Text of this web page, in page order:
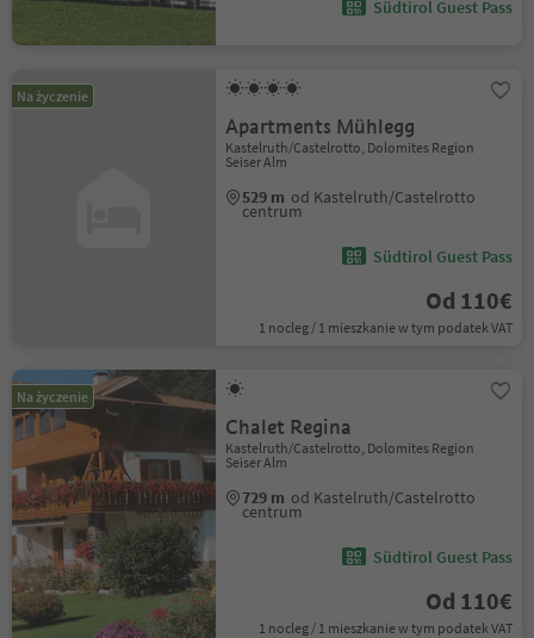
Südtirol Guest Pass
Na życzenie
Apartments Mühlegg
Kastelruth/Castelrotto, Dolomites Region
Seiser Alm
529 m od Kastelruth/Castelrotto
centrum
Südtirol Guest Pass
Od 110€
1 nocleg / 1 mieszkanie w tym podatek VAT
Na życzenie
Chalet Regina
Kastelruth/Castelrotto, Dolomites Region
Seiser Alm
729 m od Kastelruth/Castelrotto
centrum
Südtirol Guest Pass
Od 110€
1 nocleg / 1 mieszkanie w tym podatek VAT